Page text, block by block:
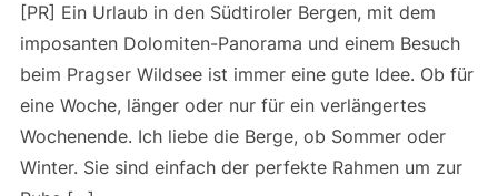
[PR] Ein Urlaub in den Südtiroler Bergen, mit dem
imposanten Dolomiten-Panorama und einem Besuch
beim Pragser Wildsee ist immer eine gute Idee. Ob für
eine Woche, länger oder nur für ein verlängertes
Wochenende. Ich liebe die Berge, ob Sommer oder
Winter. Sie sind einfach der perfekte Rahmen um zur